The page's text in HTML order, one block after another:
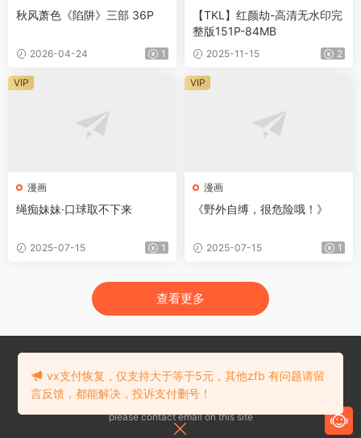
秋风萧色《陷阱》三部 36P
2026-04-24 1
【TKL】红颜劫-高清无水印完
整版151P-84MB
2025-11-15 2
漫画
绳痴妹妹·口球取不下来
2025-07-15 1
VIP
漫画
《野外自缚，很危险哦！》
2025-07-15 1
VIP
查看更多
本站部分资源来自于网络收集！对本站任何意见或建议请联系E-mail：
admin@90du.top
This part to resources network collection! Any comments or Suggestions
please contact email on this site
vx支付恢复，仅支持大于等于5元，其他zfb 有问题请留
言反馈，都能解决，投诉支付删号！